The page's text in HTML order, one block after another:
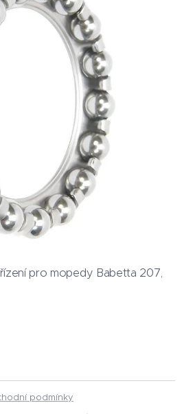
pro mopedy Babetta 207,
podmínky